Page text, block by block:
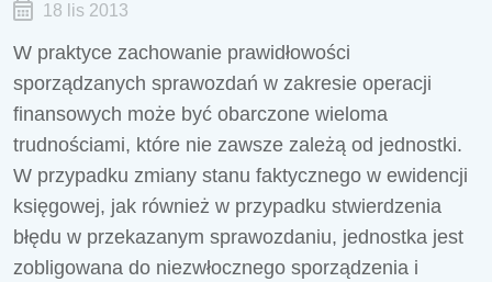
18 lis 2013
W praktyce zachowanie prawidłowości
sporządzanych sprawozdań w zakresie operacji
finansowych może być obarczone wieloma
trudnościami, które nie zawsze zależą od jednostki.
W przypadku zmiany stanu faktycznego w ewidencji
księgowej, jak również w przypadku stwierdzenia
błędu w przekazanym sprawozdaniu, jednostka jest
zobligowana do niezwłocznego sporządzenia i